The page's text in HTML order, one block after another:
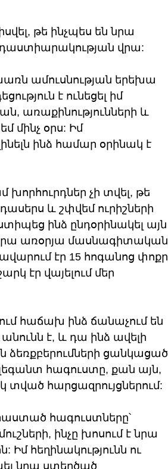
թե ինչպես են նրա
դաստիարակության վրա:
ամուսնության երեխա
է ունեցել իմ
առաքինությունների և
մինչ օրս: Իմ
ինձ համար օրինակ է
խորհուրդներ չի տվել, թե
և շփվեմ ուրիշների
ինձ ընդօրինակել այն
առօրյա մասնագիտական
էր 15 հոգանոց փոքր
էր վայելում մեր
հաճախ ինձ ճանաչում են
անունն է, և դա ինձ ավելի
ձեռքբերումների ցանկացած
հագուստը, քան այն,
տված հարցազրույցներում:
հագուստները՝
ինչը խոսում է նրա
հեղինակությունն ու
նրա ստեղծած